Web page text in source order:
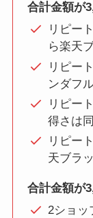
合計金額が
リピー
ら楽天
リピー
ンダフ
リピー
得さは
リピー
天ブラ
合計金額が
2ショッ